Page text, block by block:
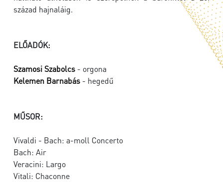
század hajnaláig.
ELŐADÓK:
Szamosi Szabolcs - orgona
Kelemen Barnabás - hegedű
MŰSOR:
Vivaldi - Bach: a-moll Concerto
Bach: Air
Veracini: Largo
Vitali: Chaconne